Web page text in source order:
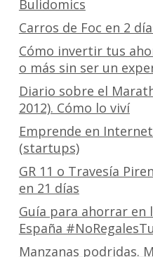
Bulidomics
Carros de Foc en 2
Cómo invertir tus
o más sin ser un
Diario sobre el
2012). Cómo lo viví
Emprende en
(startups)
GR 11 o Travesía
en 21 días
Guía para ahorrar
España
Manzanas podridas.